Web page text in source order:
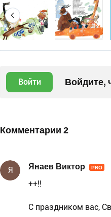
Войти Войдите,
Комментарии 2
Я Янаев Виктор PRO
++!!
С праздником вас,